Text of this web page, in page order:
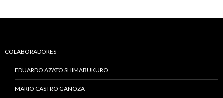
COLABORADORES
EDUARDO AZATO SHIMABUKURO
MARIO CASTRO GANOZA